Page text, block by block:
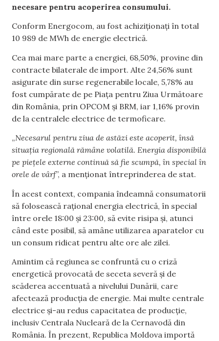
necesare pentru acoperirea consumului.
Conform Energocom, au fost achiziționați în total
10 989 de MWh de energie electrică.
Cea mai mare parte a energiei, 68,50%, provine din
contracte bilaterale de import. Alte 24,56% sunt
asigurate din surse regenerabile locale, 5,78% au
fost cumpărate de pe Piața pentru Ziua Următoare
din România, prin OPCOM și BRM, iar 1,16% provin
de la centralele electrice de termoficare.
„Necesarul pentru ziua de astăzi este acoperit, însă
situația regională rămâne volatilă. Energia disponibilă
pe piețele externe continuă să fie scumpă, în special în
orele de vârf”, a menționat întreprinderea de stat.
În acest context, compania îndeamnă consumatorii
să folosească rațional energia electrică, în special
între orele 18:00 și 23:00, să evite risipa și, atunci
când este posibil, să amâne utilizarea aparatelor cu
un consum ridicat pentru alte ore ale zilei.
Amintim că regiunea se confruntă cu o criză
energetică provocată de seceta severă și de
scăderea accentuată a nivelului Dunării, care
afectează producția de energie. Mai multe centrale
electrice și-au redus capacitatea de producție,
inclusiv Centrala Nucleară de la Cernavodă din
România. În prezent, Republica Moldova importă